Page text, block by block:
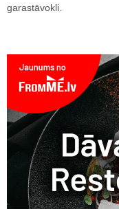
garastāvokli.